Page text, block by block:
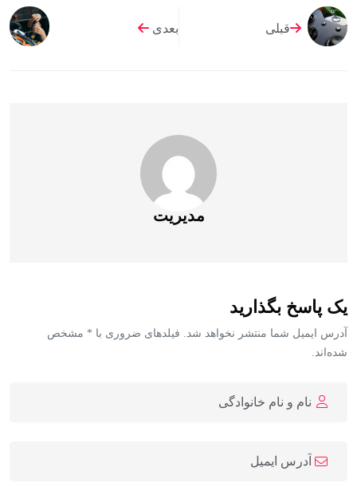
قبلی بعدی
مدیریت
یک پاسخ بگذارید
آدرس ایمیل شما منتشر نخواهد شد. فیلدهای ضروری با * مشخص
شده‌اند.